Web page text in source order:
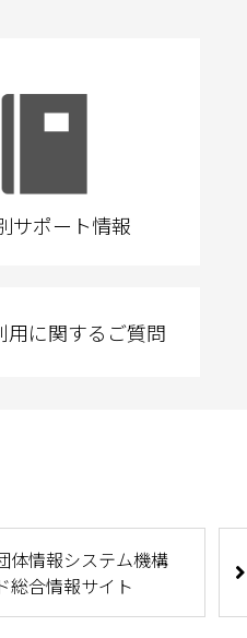
サポート情報
用に関するご質問
体情報システム機構
総合情報サイト